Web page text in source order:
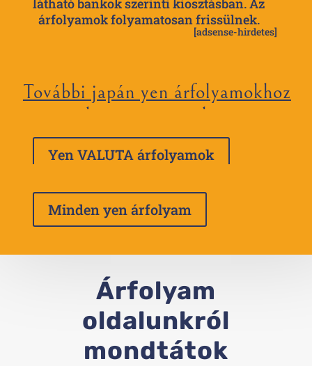
árfolyamok folyamatosan frissülnek.
[adsense-hirdetes]
További japán yen árfolyamokhoz
kattints a gombra
Yen VALUTA árfolyamok
Minden yen árfolyam
Árfolyam
oldalunkról
mondtátok